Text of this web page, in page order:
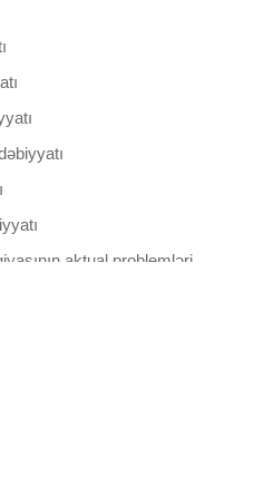
aktual problemləri